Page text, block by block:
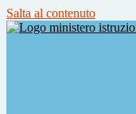
Salta al contenuto